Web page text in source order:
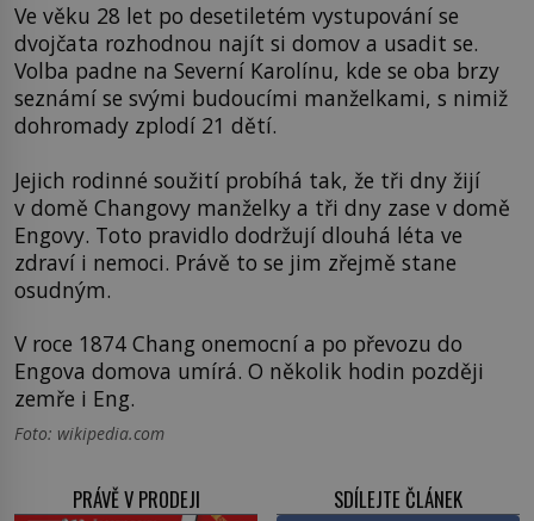
Ve věku 28 let po desetiletém vystupování se
dvojčata rozhodnou najít si domov a usadit se.
Volba padne na Severní Karolínu, kde se oba brzy
seznámí se svými budoucími manželkami, s nimiž
dohromady zplodí 21 dětí.
Jejich rodinné soužití probíhá tak, že tři dny žijí
v domě Changovy manželky a tři dny zase v domě
Engovy. Toto pravidlo dodržují dlouhá léta ve
zdraví i nemoci. Právě to se jim zřejmě stane
osudným.
V roce 1874 Chang onemocní a po převozu do
Engova domova umírá. O několik hodin později
zemře i Eng.
Foto: wikipedia.com
PRÁVĚ V PRODEJI SDÍLEJTE ČLÁNEK